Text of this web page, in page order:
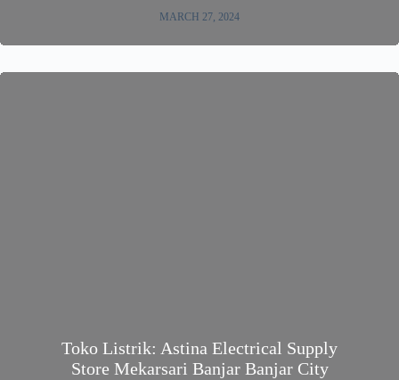
MARCH 27, 2024
Toko Listrik: Astina Electrical Supply
Store Mekarsari Banjar Banjar City